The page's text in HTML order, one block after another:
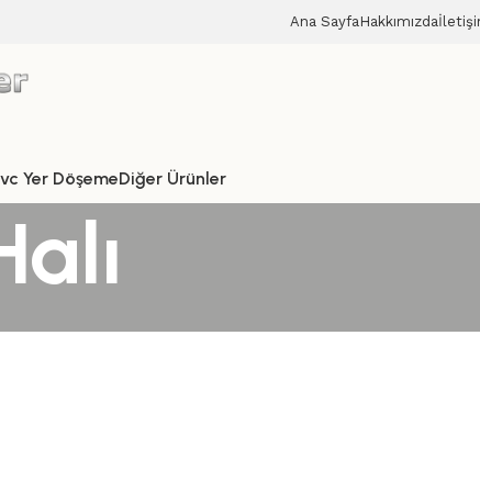
Ana SayfaHakkımızda
Yer DöşemeDiğer Ürünler